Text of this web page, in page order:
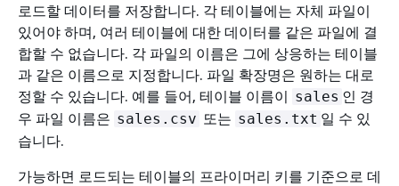
로드할 데이터를 저장합니다. 각 테이블에는 자체 파일이
있어야 하며, 여러 테이블에 대한 데이터를 같은 파일에 결
합할 수 없습니다. 각 파일의 이름은 그에 상응하는 테이블
과 같은 이름으로 지정합니다. 파일 확장명은 원하는 대로
정할 수 있습니다. 예를 들어, 테이블 이름이 sales 인 경
우 파일 이름은 sales.csv 또는 sales.txt 일 수 있
습니다.
가능하면 로드되는 테이블의 프라이머리 키를 기준으로 데